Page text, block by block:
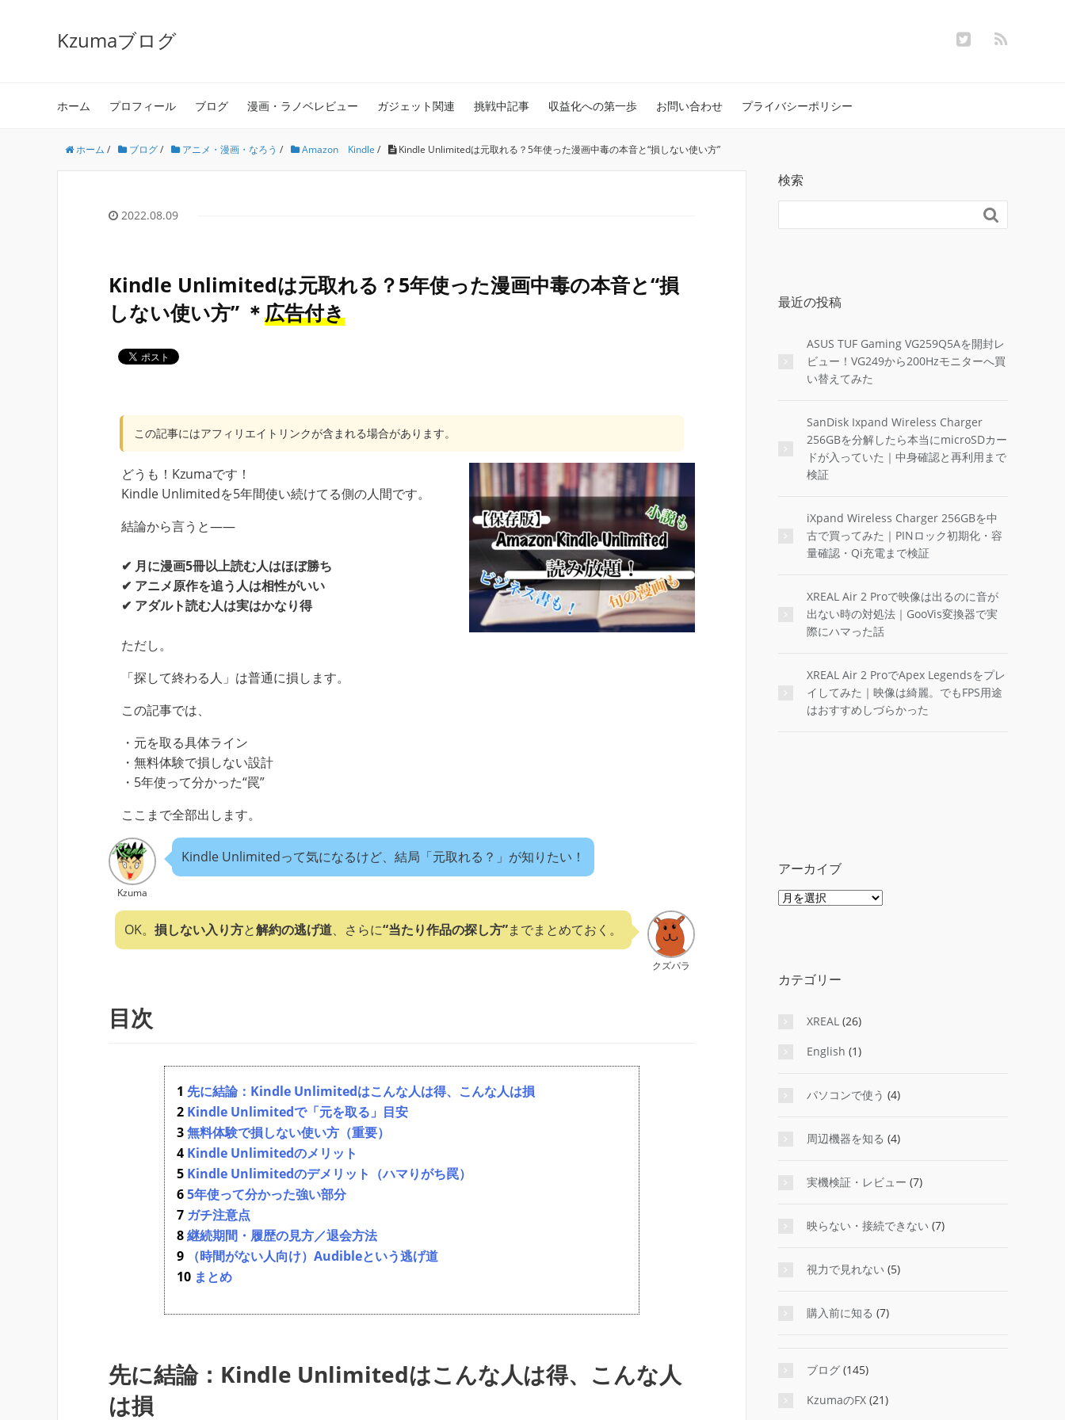
Kzumaブログ
ホーム プロフィール ブログ 漫画・ラノベレビュー ガジェット関連 挑戦中記事 収益化への第一歩 お問い合わせ プライバシーポリシー
ホーム / ブログ/ アニメ・漫画・なろう / Amazon Kindle / Kindle Unlimitedは元取れる？5年使った漫画中毒の本音と“損しない使い方”
2022.08.09
Kindle Unlimitedは元取れる？5年使った漫画中毒の本音と“損
しない使い方” ＊広告付き
この記事にはアフィリエイトリンクが含まれる場合があります。
どうも！Kzumaです！
Kindle Unlimitedを5年間使い続けてる側の人間です。
結論から言うと――
✔ 月に漫画5冊以上読む人はほぼ勝ち
✔ アニメ原作を追う人は相性がいい
✔ アダルト読む人は実はかなり得
ただし。
「探して終わる人」は普通に損します。
この記事では、
・元を取る具体ライン
・無料体験で損しない設計
・5年使って分かった“罠”
ここまで全部出します。
Kzuma
Kindle Unlimitedって気になるけど、結局「元取れる？」が知りたい！
クズパラ
OK。 損しない入り方と解約の逃げ道、さらに“当たり作品の探し方”までまとめておく。
目次
先に結論：Kindle Unlimitedはこんな人は得、こんな人は損
Kindle Unlimitedで「元を取る」目安
無料体験で損しない使い方（重要）
Kindle Unlimitedのメリット
Kindle Unlimitedのデメリット（ハマりがち罠）
5年使って分かった強い部分
ガチ注意点
継続期間・履歴の見方／退会方法
（時間がない人向け）Audibleという逃げ道
まとめ
先に結論：Kindle Unlimitedはこんな人は得、こんな人
は損
検索

最近の投稿
ASUS TUF Gaming VG259Q5Aを開封レ
ビュー！VG249から200Hzモニターへ買
い替えてみた
SanDisk Ixpand Wireless Charger
256GBを分解したら本当にmicroSDカー
ドが入っていた｜中身確認と再利用まで
検証
iXpand Wireless Charger 256GBを中
古で買ってみた｜PINロック初期化・容
量確認・Qi充電まで検証
XREAL Air 2 Proで映像は出るのに音が
出ない時の対処法｜GooVis変換器で実
際にハマった話
XREAL Air 2 ProでApex Legendsをプレ
イしてみた｜映像は綺麗。でもFPS用途
はおすすめしづらかった
アーカイブ
ア
カテゴリー
XREAL (26)
English (1)
パソコンで使う (4)
周辺機器を知る (4)
実機検証・レビュー (7)
映らない・接続できない (7)
視力で見れない (5)
購入前に知る (7)
ブログ (145)
KzumaのFX (21)